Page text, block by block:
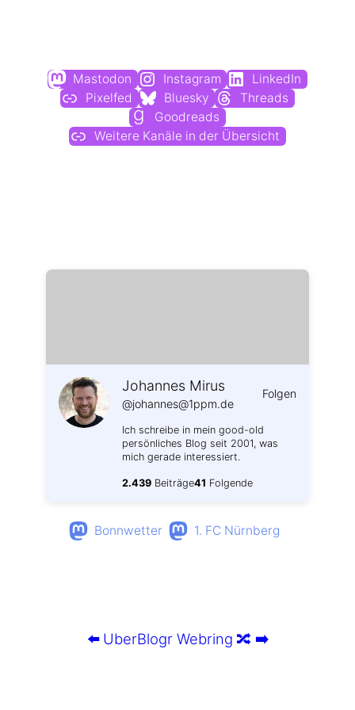
Mastodon Instagram
LinkedIn
Pixelfed
Bluesky
Threads
Goodreads
Weitere Kanäle in der Übersicht
Johannes Mirus
@johannes@1ppm.de
Folgen
Ich schreibe in mein good-old
persönliches Blog seit 2001, was
mich gerade interessiert.
2.439 Beiträge41 Folgende
Bonnwetter 1. FC Nürnberg
⬅️ UberBlogr Webring 🔀 ➡️